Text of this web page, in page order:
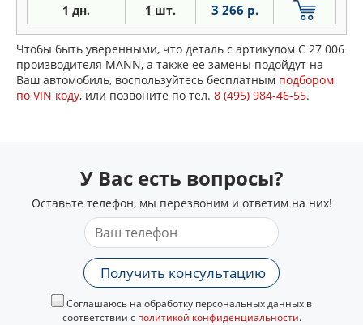
1 дн. 1 шт. 3 266 р.
Чтобы быть уверенными, что деталь с артикулом C 27 006
производителя MANN, а также ее замены подойдут на
Ваш автомобиль, воспользуйтесь бесплатным подбором
по VIN коду, или позвоните по тел. 8 (495) 984-46-55.
У Вас есть вопросы?
Оставьте телефон, мы перезвоним и ответим на них!
Получить консультацию
Соглашаюсь на обработку персональных данных в
соответствии с политикой конфиденциальности.